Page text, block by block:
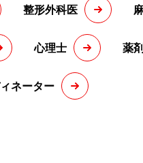
整形外科医
心理士 薬
ネーター